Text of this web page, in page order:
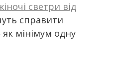
светри від
справити
мінімум одну